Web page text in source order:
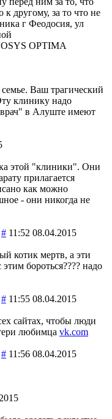
к другому, за то что не
г Феодосия, ул
OPTIMA
Ваш трагический
клинику надо
в Алуште имеют
этой "клиники". Они
прилагается
как можно
- они никогда не
# 11:52 08.04.2015
котик мертв, а эти
бороться???? надо
# 11:55 08.04.2015
сайтах, чтобы люди
любимца vk.com
# 11:56 08.04.2015